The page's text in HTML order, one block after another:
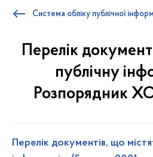
Система обліку публічної
Перелiк
публічну
Розпорядник
Перелiк документів, що